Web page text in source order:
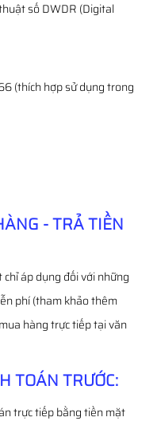
số DWDR (Digital
(thích hợp sử dụng trong
- TRẢ TIỀN
áp dụng đối với những
phí (tham khảo thêm
hàng trực tiếp tại văn
TOÁN TRƯỚC:
trực tiếp bằng tiền mặt